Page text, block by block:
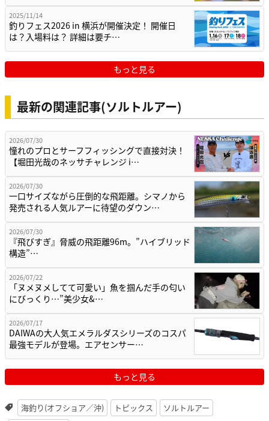
2025/11/14
釣りフェス2026 in 横浜が開催決定！ 開催日
は？入場料は？ 詳細は要チ…
もっと見る
最新の関連記事(ソルトルアー)
2026/07/30
憧れのプロとサーフフィッシングで直接対決！
【堀田光哉のネッサチャレンジ i…
2026/07/30
一口サイズながら圧倒的な飛距離。シマノから
発売される人気ルアーに待望のダウン…
2026/07/30
『飛びすぎ』脅威の飛距離96m。”ハイブリッド
構造”…
2026/07/22
「ヌメヌメしてて可愛い」魚を掴んだ手の匂い
にびっくり…”美少女&…
2026/07/17
DAIWAの大人気エメラルダスシリーズのコスパ
最強モデルが登場。エアセンサー…
もっと見る
海釣り(オフショア／沖) トピックス
ソルトルアー